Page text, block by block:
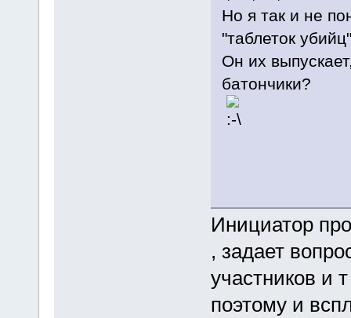
Но я так и не
"таблеток
Он их
батончики?
Инициатор
, задает
участников и
поэтому и